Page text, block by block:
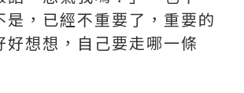
是，已經不重要了，重要的
好想想，自己要走哪一條